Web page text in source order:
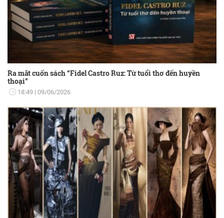
Ra mắt cuốn sách “Fidel Castro Ruz: Từ tuổi thơ đến huyền
thoại”
18:49 09/06/2026